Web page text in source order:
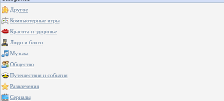
Другое
Компьютерные игры
Красота и здоровье
Люди и блоги
Музыка
Общество
Путешествия и события
Развлечения
Сериалы